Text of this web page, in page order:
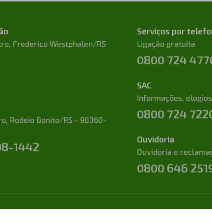
Frederico Westphalen/RS
Rodeio Bonito/RS - 98360-
1442
Serviços por
Ligação gratuita
0800 724
SAC
Informações,
0800 724
Ouvidoria
Ouvidoria e
0800 646